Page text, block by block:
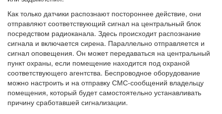
Как только датчики распознают постороннее действие, они
отправляют соответствующий сигнал на центральный блок
посредством радиоканала. Здесь происходит распознание
сигнала и включается сирена. Параллельно отправляется и
сигнал оповещения. Он может передаваться на центральный
пункт охраны, если помещение находится под охраной
соответствующего агентства. Беспроводное оборудование
можно настроить и на отправку СМС-сообщений владельцу
помещения, который будет самостоятельно устанавливать
причину сработавшей сигнализации.